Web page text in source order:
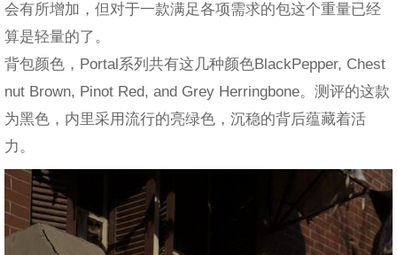
会有所增加，但对于一款满足各项需求的包这个重量已经
算是轻量的了。
背包颜色，Portal系列共有这几种颜色BlackPepper, Chest
nut Brown, Pinot Red, and Grey Herringbone。测评的这款
为黑色，内里采用流行的亮绿色，沉稳的背后蕴藏着活
力。